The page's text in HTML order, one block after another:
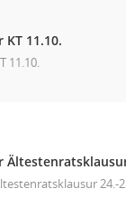
11.10.
11.10.
24.-